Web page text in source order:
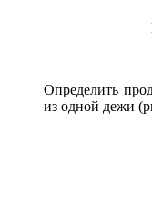
Определить
из одной дежи